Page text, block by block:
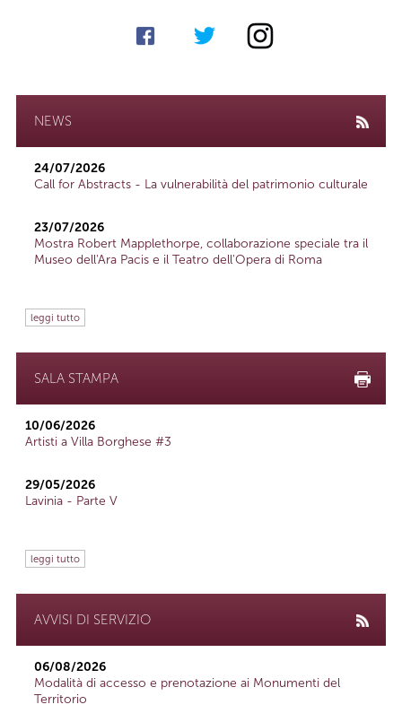
NEWS
24/07/2026
Call for Abstracts - La vulnerabilità del patrimonio culturale
23/07/2026
Mostra Robert Mapplethorpe, collaborazione speciale tra il
Museo dell'Ara Pacis e il Teatro dell'Opera di Roma
leggi tutto
SALA STAMPA
10/06/2026
Artisti a Villa Borghese #3
29/05/2026
Lavinia - Parte V
leggi tutto
AVVISI DI SERVIZIO
06/08/2026
Modalità di accesso e prenotazione ai Monumenti del
Territorio